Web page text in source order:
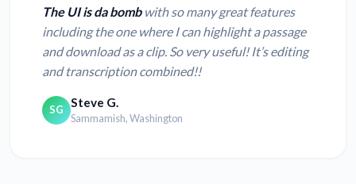
The UI is da bombwith so many great features
including the one where I can highlight a passage
and download as a clip. So very useful! It’s editing
and transcription combined!!
SG Steve G.
Sammamish, Washington